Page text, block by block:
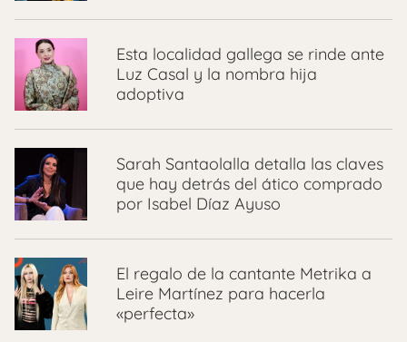
Esta localidad gallega se rinde ante
Luz Casal y la nombra hija
adoptiva
Sarah Santaolalla detalla las claves
que hay detrás del ático comprado
por Isabel Díaz Ayuso
El regalo de la cantante Metrika a
Leire Martínez para hacerla
«perfecta»